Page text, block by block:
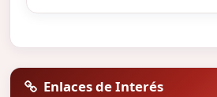
Enlaces de Interés